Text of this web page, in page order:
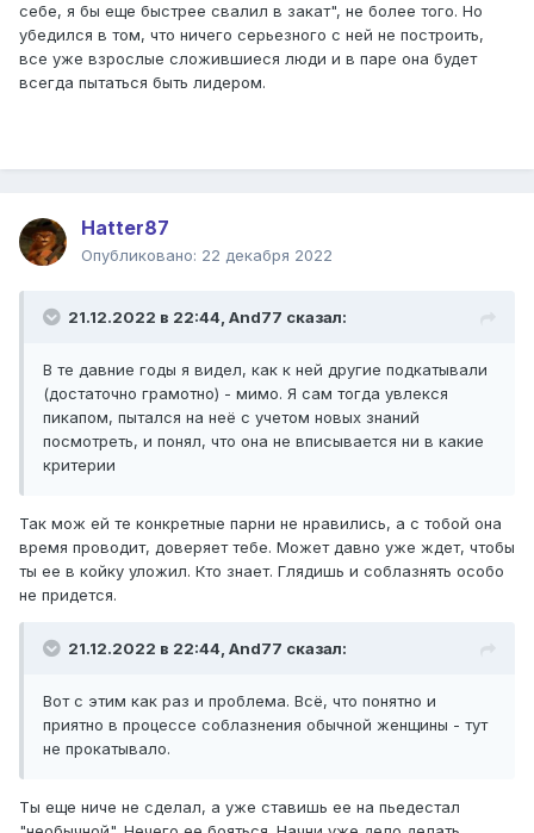
себе, я бы еще быстрее свалил в закат", не более того. Но
убедился в том, что ничего серьезного с ней не построить,
все уже взрослые сложившиеся люди и в паре она будет
всегда пытаться быть лидером.
Hatter87
Опубликовано: 22 декабря 2022
21.12.2022 в 22:44, And77 сказал:
В те давние годы я видел, как к ней другие подкатывали
(достаточно грамотно) - мимо. Я сам тогда увлекся
пикапом, пытался на неё с учетом новых знаний
посмотреть, и понял, что она не вписывается ни в какие
критерии
Так мож ей те конкретные парни не нравились, а с тобой она
время проводит, доверяет тебе. Может давно уже ждет, чтобы
ты ее в койку уложил. Кто знает. Глядишь и соблазнять особо
не придется.
21.12.2022 в 22:44, And77 сказал:
Вот с этим как раз и проблема. Всё, что понятно и
приятно в процессе соблазнения обычной женщины - тут
не прокатывало.
Ты еще ниче не сделал, а уже ставишь ее на пьедестал